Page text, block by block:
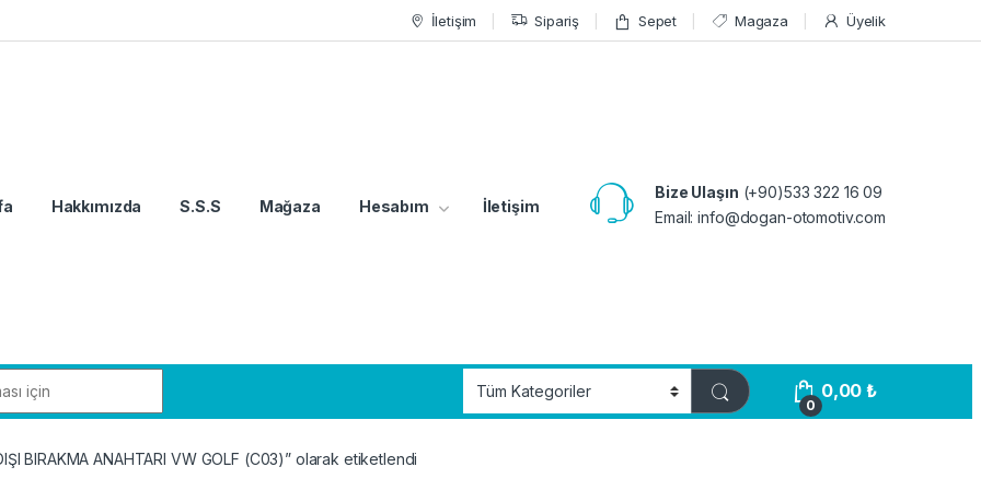
İletişim Sipariş Sepet Magaza Üyelik
Hakkımızda S.S.S Mağaza Hesabım İletişim
Bize Ulaşın (+90)533 322 16 09
Email:info@dogan-otomotiv.com
0
0,00₺
BIRAKMA ANAHTARI VW GOLF (C03)” olarak etiketlendi